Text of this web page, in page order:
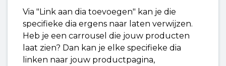
Via "Link aan dia toevoegen" kan je die
specifieke dia ergens naar laten verwijzen.
Heb je een carrousel die jouw producten
laat zien? Dan kan je elke specifieke dia
linken naar jouw productpagina,